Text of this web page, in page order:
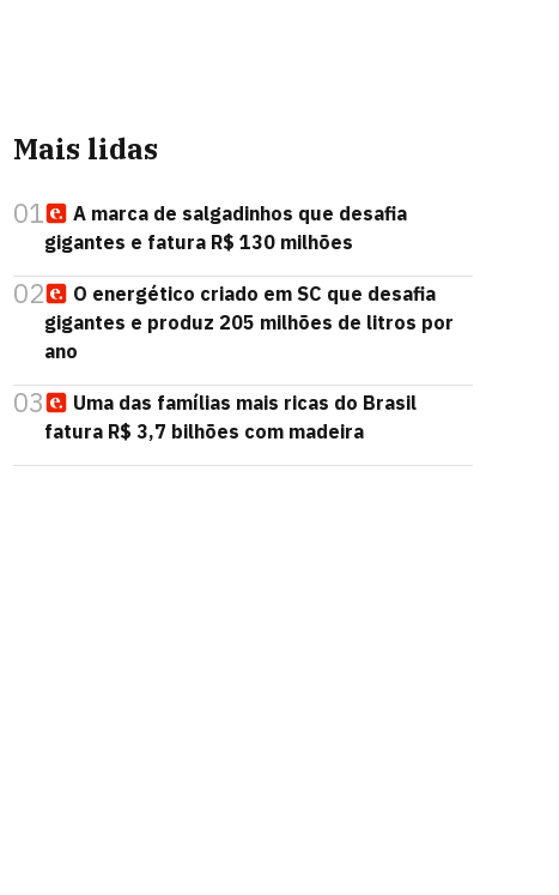
Mais lidas
01
A marca de salgadinhos que desafia
gigantes e fatura R$ 130 milhões
02
O energético criado em SC que desafia
gigantes e produz 205 milhões de litros por
ano
03
Uma das famílias mais ricas do Brasil
fatura R$ 3,7 bilhões com madeira